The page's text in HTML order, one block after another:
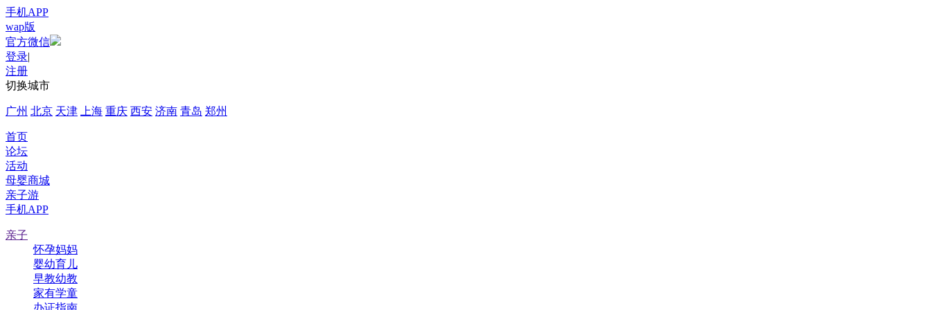
手机APP
wap版
官方微信
登录|
注册
切换城市
广州 北京 天津 上海 重庆 西安 济南 青岛 郑州
首页
论坛
活动
母婴商城
亲子游
手机APP
亲子
怀孕妈妈
婴幼育儿
早教幼教
家有学童
办证指南